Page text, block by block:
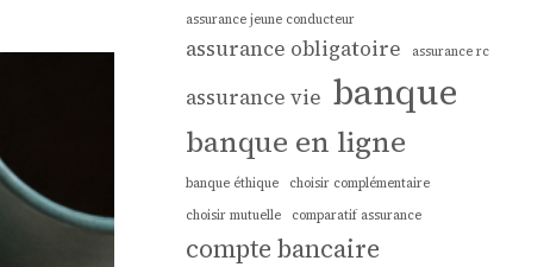
assurance jeune conducteur
assurance obligatoire assurance rc
assurance vie banque
banque en ligne
banque éthique
choisir complémentaire
choisir mutuelle
comparatif assurance
compte bancaire